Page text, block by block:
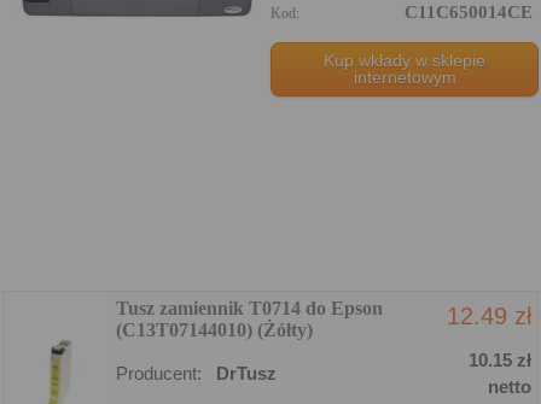
Kod: C11C650014CE
Kup wkłady w sklepie
internetowym
Tusz zamiennik T0714 do Epson
(C13T07144010) (Żółty)
12.49 zł
Producent: DrTusz
10.15 zł
netto